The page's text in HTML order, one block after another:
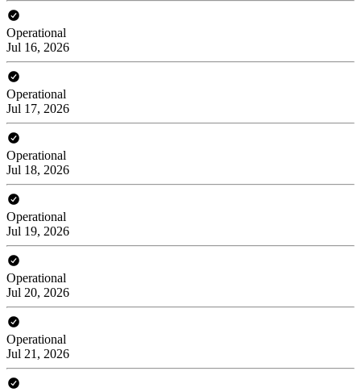
Operational
Jul 16, 2026
Operational
Jul 17, 2026
Operational
Jul 18, 2026
Operational
Jul 19, 2026
Operational
Jul 20, 2026
Operational
Jul 21, 2026